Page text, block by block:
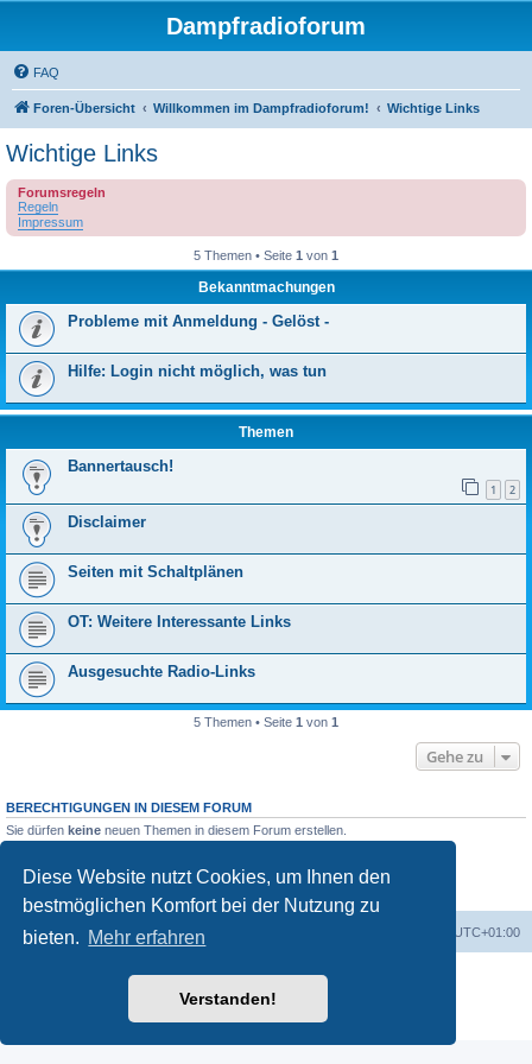
Diese Website nutzt Cookies, um Ihnen den
bestmöglichen Komfort bei der Nutzung zu
bieten. Mehr erfahren
Verstanden!
Dampfradioforum
FAQ
Foren-Übersicht Willkommen im Dampfradioforum! Wichtige Links
Wichtige Links
Forumsregeln
Regeln
Impressum
5 Themen • Seite 1 von 1
Bekanntmachungen
Probleme mit Anmeldung - Gelöst -
Hilfe: Login nicht möglich, was tun
Themen
Bannertausch!
1 2
Disclaimer
Seiten mit Schaltplänen
OT: Weitere Interessante Links
Ausgesuchte Radio-Links
5 Themen • Seite 1 von 1
Gehe zu
BERECHTIGUNGEN IN DIESEM FORUM
Sie dürfen keine neuen Themen in diesem Forum erstellen.
Sie dürfen Ihre Beiträge in diesem Forum nicht löschen.
Sie dürfen
keineDateianhänge in diesem Forum erstellen.
Foren-Übersicht UTC+01:00
Powered byphpBB® Forum Software © phpBB Limited
Deutsche Übersetzung durch
Nutzungsbedingungen